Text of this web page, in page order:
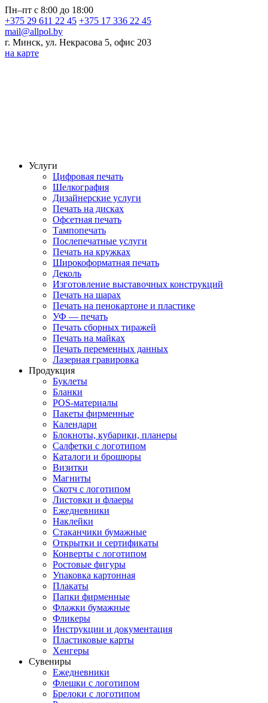
Пн–пт с 8:00 до 18:00
+375 29 611 22 45 +375 17 336 22 45
mail@allpol.by
г. Минск, ул. Некрасова 5, офис 203
на карте
Услуги
Цифровая печать
Шелкография
Дизайнерские услуги
Печать на дисках
Офсетная печать
Тампопечать
Послепечатные услуги
Печать на кружках
Широкоформатная печать
Деколь
Изготовление выставочных конструкций
Печать на шарах
Печать на пенокартоне и пластике
УФ — печать
Печать сборных тиражей
Печать на майках
Печать переменных данных
Лазерная гравировка
Продукция
Буклеты
Бланки
POS-материалы
Пакеты фирменные
Календари
Блокноты, кубарики, планеры
Салфетки с логотипом
Каталоги и брошюры
Визитки
Магниты
Скотч с логотипом
Листовки и флаеры
Ежедневники
Наклейки
Стаканчики бумажные
Открытки и сертификаты
Конверты с логотипом
Ростовые фигуры
Упаковка картонная
Плакаты
Папки фирменные
Флажки бумажные
Фликеры
Инструкции и документация
Пластиковые карты
Хенгеры
Сувениры
Ежедневники
Флешки с логотипом
Брелоки с логотипом